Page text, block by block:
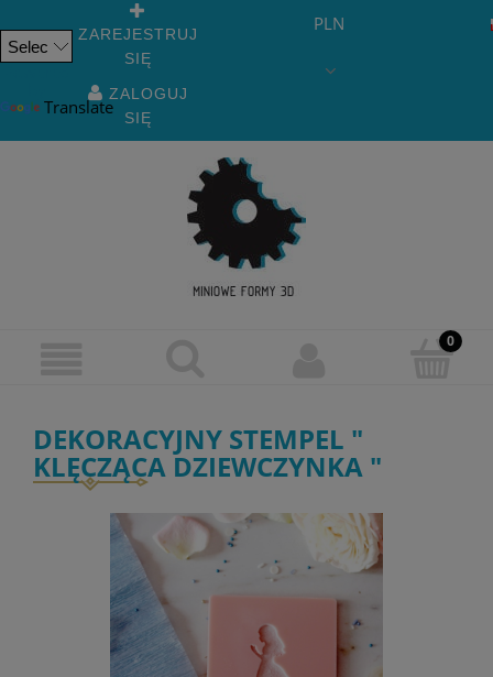
Translate
ZAREJESTRUJ
SIĘ
ZALOGUJ
SIĘ
PLN
DEKORACYJNY STEMPEL "
KLĘCZĄCA DZIEWCZYNKA "